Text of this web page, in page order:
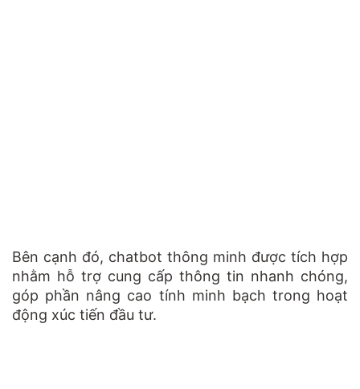
Bên cạnh đó, chatbot thông minh được tích hợp
nhằm hỗ trợ cung cấp thông tin nhanh chóng,
góp phần nâng cao tính minh bạch trong hoạt
động xúc tiến đầu tư.